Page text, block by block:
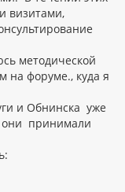
визитами,
методической
на форуме., куда я
и Обнинска уже
они принимали